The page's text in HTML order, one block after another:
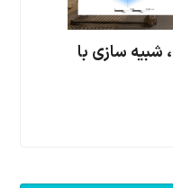
شبیه سازی با